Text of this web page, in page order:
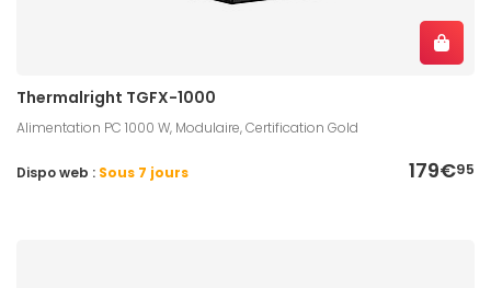
Thermalright TGFX-1000
Alimentation PC 1000 W, Modulaire, Certification Gold
179€95
Dispo web : Sous 7 jours